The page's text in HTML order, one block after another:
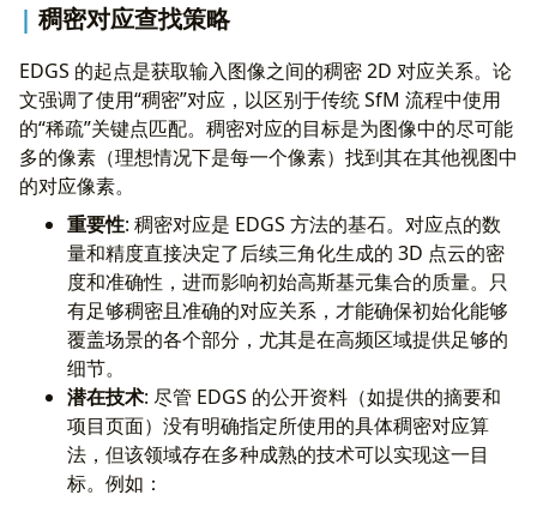
稠密对应查找策略
EDGS 的起点是获取输入图像之间的稠密 2D 对应关系。论
文强调了使用“稠密”对应，以区别于传统 SfM 流程中使用
的“稀疏”关键点匹配。稠密对应的目标是为图像中的尽可能
多的像素（理想情况下是每一个像素）找到其在其他视图中
的对应像素。
重要性: 稠密对应是 EDGS 方法的基石。对应点的数
量和精度直接决定了后续三角化生成的 3D 点云的密
度和准确性，进而影响初始高斯基元集合的质量。只
有足够稠密且准确的对应关系，才能确保初始化能够
覆盖场景的各个部分，尤其是在高频区域提供足够的
细节。
潜在技术: 尽管 EDGS 的公开资料（如提供的摘要和
项目页面）没有明确指定所使用的具体稠密对应算
法，但该领域存在多种成熟的技术可以实现这一目
标。例如：